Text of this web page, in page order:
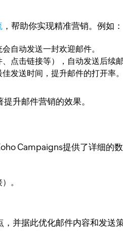
，帮助你实现精准营销。例如：
自动发送一封欢迎邮件。
点击链接等），自动发送后续邮
发送时间，提升邮件的打开率。
升邮件营销的效果。
Campaigns提供了详细的
。
并据此优化邮件内容和发送策